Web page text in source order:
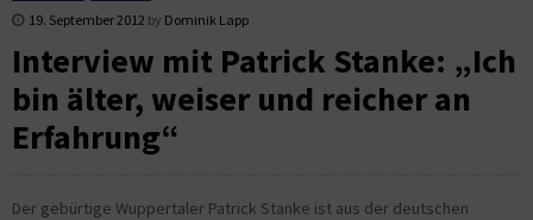
19. September 2012 by Dominik Lapp
Interview mit Patrick Stanke: „Ich
bin älter, weiser und reicher an
Erfahrung“
Der gebürtige Wuppertaler Patrick Stanke ist aus der deutschen